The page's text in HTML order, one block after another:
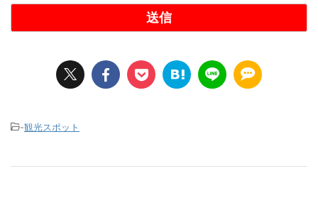
-観光スポット